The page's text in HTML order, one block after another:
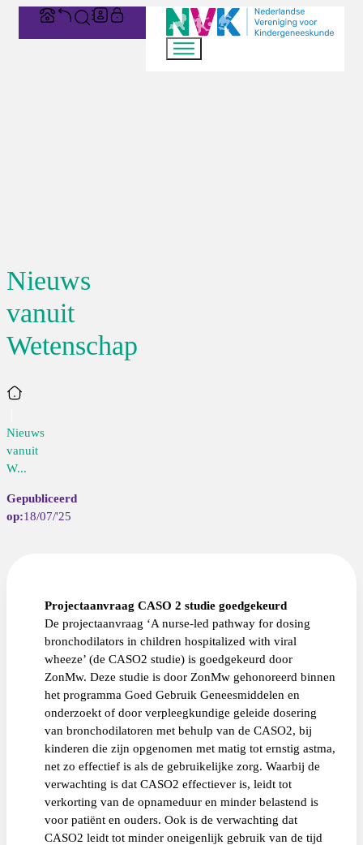
Nieuws
vanuit
Wetenschap
Home
Nieuws
vanuit
W...
18/07/'25
Projectaanvraag CASO 2 studie goedgekeurd
De projectaanvraag ‘A nurse-led pathway for dosing
bronchodilators in children hospitalized with viral
wheeze’ (de CASO2 studie) is goedgekeurd door
ZonMw. Deze studie is door ZonMw gehonoreerd binnen
het programma Goed Gebruik Geneesmiddelen en
onderzoekt of door verpleegkundige geleide dosering
van bronchodilatoren met behulp van de CASO2, bij
kinderen die zijn opgenomen met matig tot ernstig astma,
net zo effectief is als de gebruikelijke zorg. Waarbij de
verwachting is dat CASO2 effectiever is, leidt tot
verkorting van de opnameduur en minder belastend is
voor patiënt en ouders. Ook is de verwachting dat
CASO2 leidt tot minder oneigenlijk gebruik van de tijd